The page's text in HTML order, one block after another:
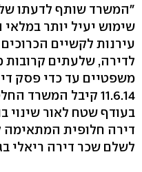
"המשרד שותף לדעתו
שימוש יעיל יותר במלאי
עירנות לקשיים
לדירה, שלעתים קרובות
משפטיים עד כדי פסק
11.6.14 קיבל
בעודף שטח לאור שינוי
דירה חלופית המתאימה
לשלם שכר דירה ריאלי